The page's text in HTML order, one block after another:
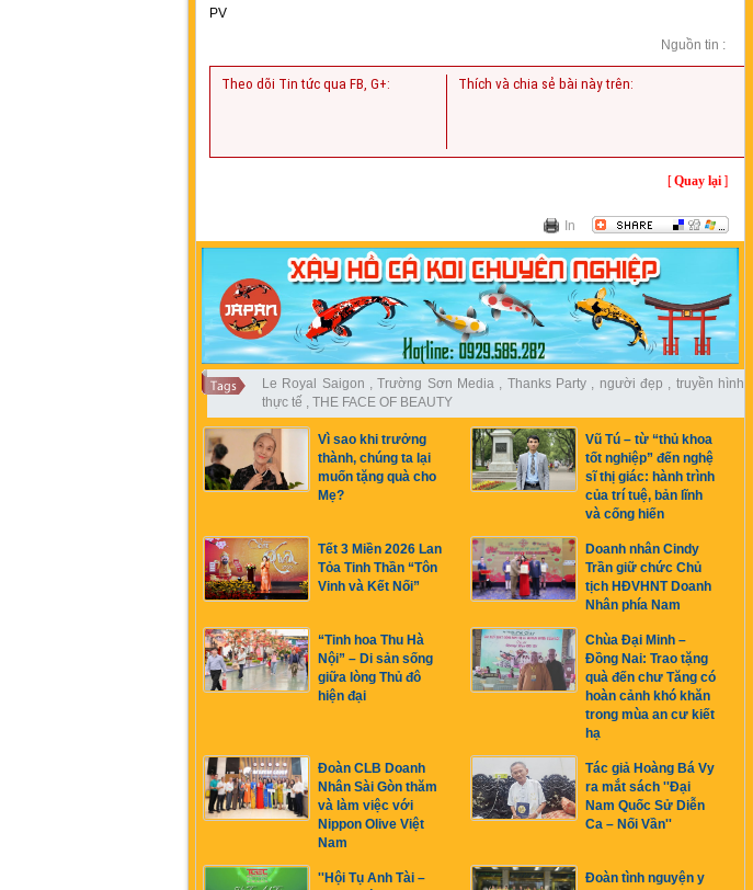
PV
Nguồn tin :
Theo dõi Tin tức qua FB, G+: Thích và chia sẻ bài này trên:
[Quay lại ]
In
Le Royal Saigon ,Trường Sơn Media , Thanks Party , người đẹp , truyền hình
thực tế , THE FACE OF BEAUTY
Vì sao khi trưởng
thành, chúng ta lại
muốn tặng quà cho
Mẹ?
Vũ Tú – từ “thủ khoa
tốt nghiệp” đến nghệ
sĩ thị giác: hành trình
của trí tuệ, bản lĩnh
và cống hiến
Tết 3 Miền 2026 Lan
Tỏa Tinh Thần “Tôn
Vinh và Kết Nối”
Doanh nhân Cindy
Trần giữ chức Chủ
tịch HĐVHNT Doanh
Nhân phía Nam
“Tinh hoa Thu Hà
Nội” – Di sản sống
giữa lòng Thủ đô
hiện đại
Chùa Đại Minh –
Đồng Nai: Trao tặng
quà đến chư Tăng có
hoàn cảnh khó khăn
trong mùa an cư kiết
hạ
Đoàn CLB Doanh
Nhân Sài Gòn thăm
và làm việc với
Nippon Olive Việt
Nam
Tác giả Hoàng Bá Vy
ra mắt sách ''Đại
Nam Quốc Sử Diễn
Ca – Nối Vần''
''Hội Tụ Anh Tài –
Đoàn tình nguyện y